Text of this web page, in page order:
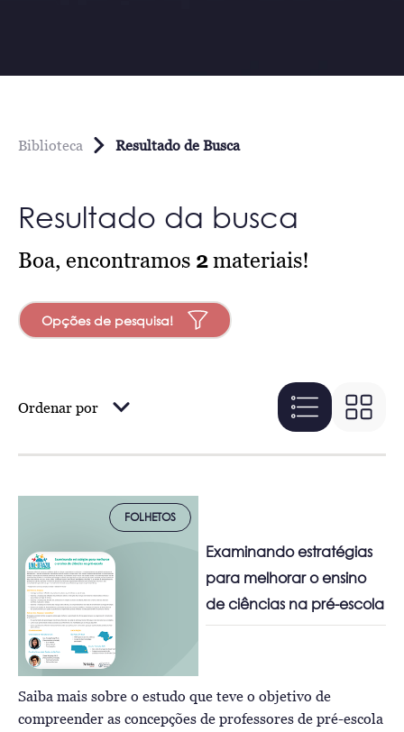
Biblioteca Resultado de Busca
Resultado da busca
Boa, encontramos 2materiais!
Opções de pesquisa!
Ordenar por
FOLHETOS
Examinando estratégias
para melhorar o ensino
de ciências na pré-escola
Saiba mais sobre o estudo que teve o objetivo de
compreender as concepções de professores de pré-escola